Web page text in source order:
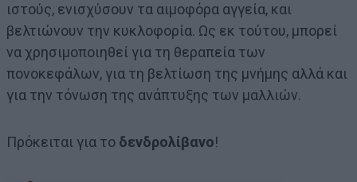
ιστούς, ενισχύσουν τα αιμοφόρα αγγεία, και
βελτιώνουν την κυκλοφορία. Ως εκ τούτου, μπορεί
να χρησιμοποιηθεί για τη θεραπεία των
πονοκεφάλων, για τη βελτίωση της μνήμης αλλά και
για την τόνωση της ανάπτυξης των μαλλιών.
Πρόκειται για το δενδρολίβανο!